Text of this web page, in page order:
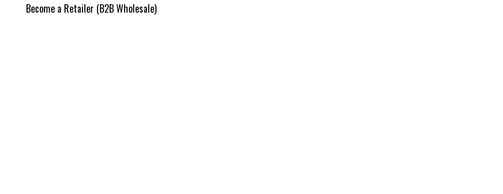
Become a Retailer (B2B Wholesale)